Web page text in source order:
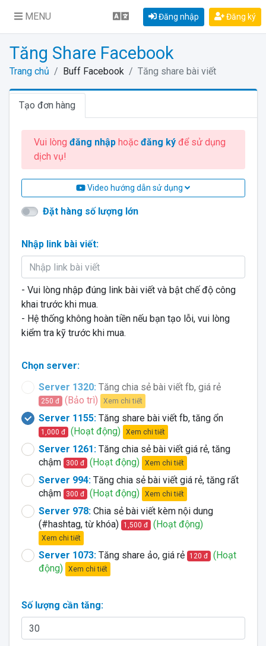
MENU Đăng nhập Đăng ký
Tăng Share Facebook
Trang chủ Buff Facebook Tăng share bài viết
Tạo đơn hàng
Vui lòng đăng nhậphoặc đăng kýđể sử dụng
dịch vụ!
Video hướng dẫn sử dụng
Đặt hàng số lượng lớn
Nhập link bài viết:
- Vui lòng nhập đúng link bài viết và bật chế độ công
khai trước khi mua.
- Hệ thống không hoàn tiền nếu bạn tạo lỗi, vui lòng
kiểm tra kỹ trước khi mua.
Chọn server:
Server 1320: Tăng chia sẻ bài viết fb, giá rẻ
250 đ (Bảo trì) Xem chi tiết
Server 1155:Tăng share bài viết fb, tăng ổn
1,000 đ (Hoạt động) Xem chi tiết
Server 1261:Tăng chia sẻ bài viết giá rẻ, tăng
chậm
300 đ (Hoạt động) Xem chi tiết
Server 994:Tăng chia sẻ bài viết giá rẻ, tăng rất
chậm
300 đ (Hoạt động) Xem chi tiết
Server 978:Chia sẻ bài viết kèm nội dung
(#hashtag, từ khóa)
1,500 đ (Hoạt động)
Xem chi tiết
Server 1073:Tăng share ảo, giá rẻ 120 đ
(Hoạt
động)
Xem chi tiết
Số lượng cần tăng: